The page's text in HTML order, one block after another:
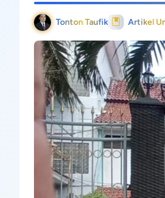
Tonton Taufik Artikel